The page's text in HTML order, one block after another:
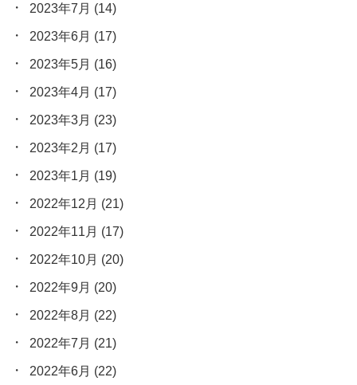
2023年7月 (14)
2023年6月 (17)
2023年5月 (16)
2023年4月 (17)
2023年3月 (23)
2023年2月 (17)
2023年1月 (19)
2022年12月 (21)
2022年11月 (17)
2022年10月 (20)
2022年9月 (20)
2022年8月 (22)
2022年7月 (21)
2022年6月 (22)